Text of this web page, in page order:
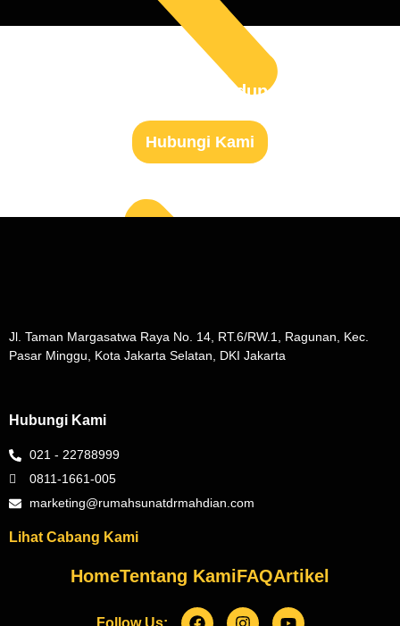
Siap Untuk Mulai Hidup Sehat?
Hubungi Kami
Jl. Taman Margasatwa Raya No. 14, RT.6/RW.1, Ragunan, Kec.
Pasar Minggu, Kota Jakarta Selatan, DKI Jakarta
Hubungi Kami
021 - 22788999
0811-1661-005
marketing@rumahsunatdrmahdian.com
Lihat Cabang Kami
HomeTentang KamiFAQArtikel